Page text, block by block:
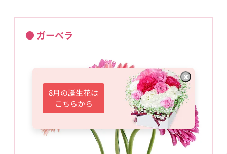
● ガーベラ
8月の誕生花は
こちらから